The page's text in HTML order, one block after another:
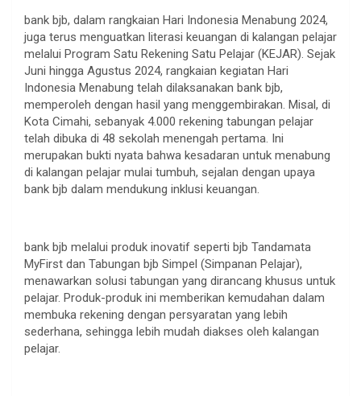
bank bjb, dalam rangkaian Hari Indonesia Menabung 2024,
juga terus menguatkan literasi keuangan di kalangan pelajar
melalui Program Satu Rekening Satu Pelajar (KEJAR). Sejak
Juni hingga Agustus 2024, rangkaian kegiatan Hari
Indonesia Menabung telah dilaksanakan bank bjb,
memperoleh dengan hasil yang menggembirakan. Misal, di
Kota Cimahi, sebanyak 4.000 rekening tabungan pelajar
telah dibuka di 48 sekolah menengah pertama. Ini
merupakan bukti nyata bahwa kesadaran untuk menabung
di kalangan pelajar mulai tumbuh, sejalan dengan upaya
bank bjb dalam mendukung inklusi keuangan.
bank bjb melalui produk inovatif seperti bjb Tandamata
MyFirst dan Tabungan bjb Simpel (Simpanan Pelajar),
menawarkan solusi tabungan yang dirancang khusus untuk
pelajar. Produk-produk ini memberikan kemudahan dalam
membuka rekening dengan persyaratan yang lebih
sederhana, sehingga lebih mudah diakses oleh kalangan
pelajar.